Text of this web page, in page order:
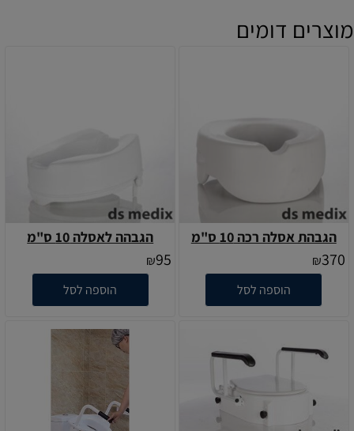
מוצרים דומים
הגבהת אסלה רכה 10 ס"מ
₪370
הוספה לסל
הגבהה לאסלה 10 ס"מ
₪95
הוספה לסל